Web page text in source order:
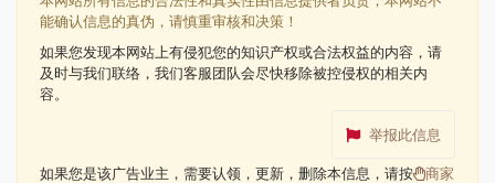
能确认信息的真伪，请慎重审核和决策！
如果您发现本网站上有侵犯您的知识产权或合法权益的内容，请
及时与我们联络，我们客服团队会尽快移除被控侵权的相关内
容。
举报此信息
如果您是该广告业主，需要认领，更新，删除本信息，请按
商家